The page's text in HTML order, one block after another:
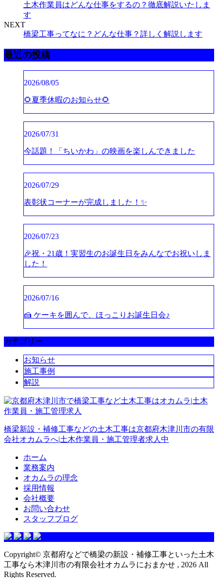
土木作業員はどんな仕事をするの？徹底解説いたしま
す
NEXT
橋梁工事ってなに？どんな仕事？詳しく解説します
最近の投稿
2026/08/05
🌻夏季休暇のお知らせ🌻
2026/07/31
今話題！「ちいかわ」の映画を楽しんできました
2026/07/29
表彰状コーナーが完成しました！✨
2026/07/23
🎉祝・21歳！実習生のお誕生日をみんなでお祝いしま
した！
2026/07/16
🍰 ケーキを囲んで、ほっこりお誕生日会♪
カテゴリー
お知らせ
施工事例
解説
橋梁新設・補修工事などの土木工事は京都府木津川市の有限
会社オカムラへ|土木作業員・施工管理者求人中
ホーム
業務案内
オカムラの理念
採用情報
会社概要
お問い合わせ
スタッフブログ
Copyright© 京都府などで橋梁の新設・補修工事といった土木
工事なら木津川市の有限会社オカムラにおまかせ , 2026 All
Rights Reserved.